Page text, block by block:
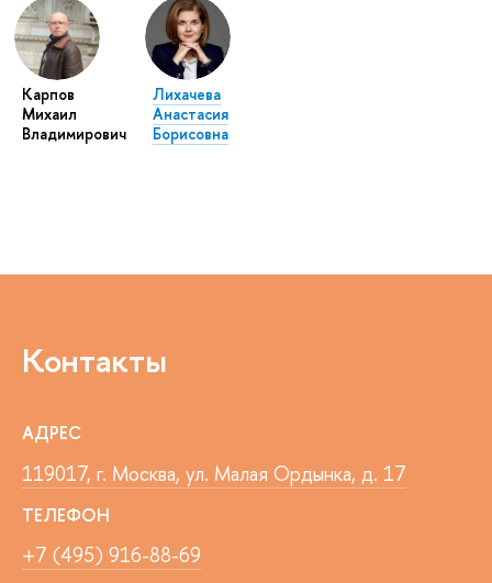
Карпов
Михаил
Владимирович
Лихачева
Анастасия
Борисовна
Контакты
АДРЕС
119017, г. Москва, ул. Малая Ордынка, д. 17
ТЕЛЕФОН
+7 (495) 916-88-69